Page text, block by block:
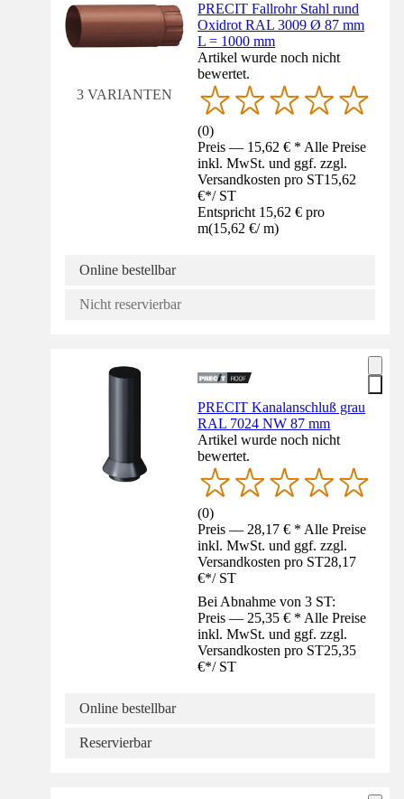
3 VARIANTEN
PRECIT Fallrohr Stahl rund
Oxidrot RAL 3009 Ø 87 mm
L = 1000 mm
Artikel wurde noch nicht
bewertet.
(0)
Preis — 15,62 € * Alle Preise
inkl. MwSt. und ggf. zzgl.
Versandkosten pro ST15,62
€*/ ST
Entspricht 15,62 € pro
m(15,62 €/ m)
Online bestellbar
Nicht reservierbar
PRECIT Kanalanschluß grau
RAL 7024 NW 87 mm
Artikel wurde noch nicht
bewertet.
(0)
Preis — 28,17 € * Alle Preise
inkl. MwSt. und ggf. zzgl.
Versandkosten pro ST28,17
€*/ ST
Bei Abnahme von 3 ST:
Preis — 25,35 € * Alle Preise
inkl. MwSt. und ggf. zzgl.
Versandkosten pro ST25,35
€*/ ST
Online bestellbar
Reservierbar